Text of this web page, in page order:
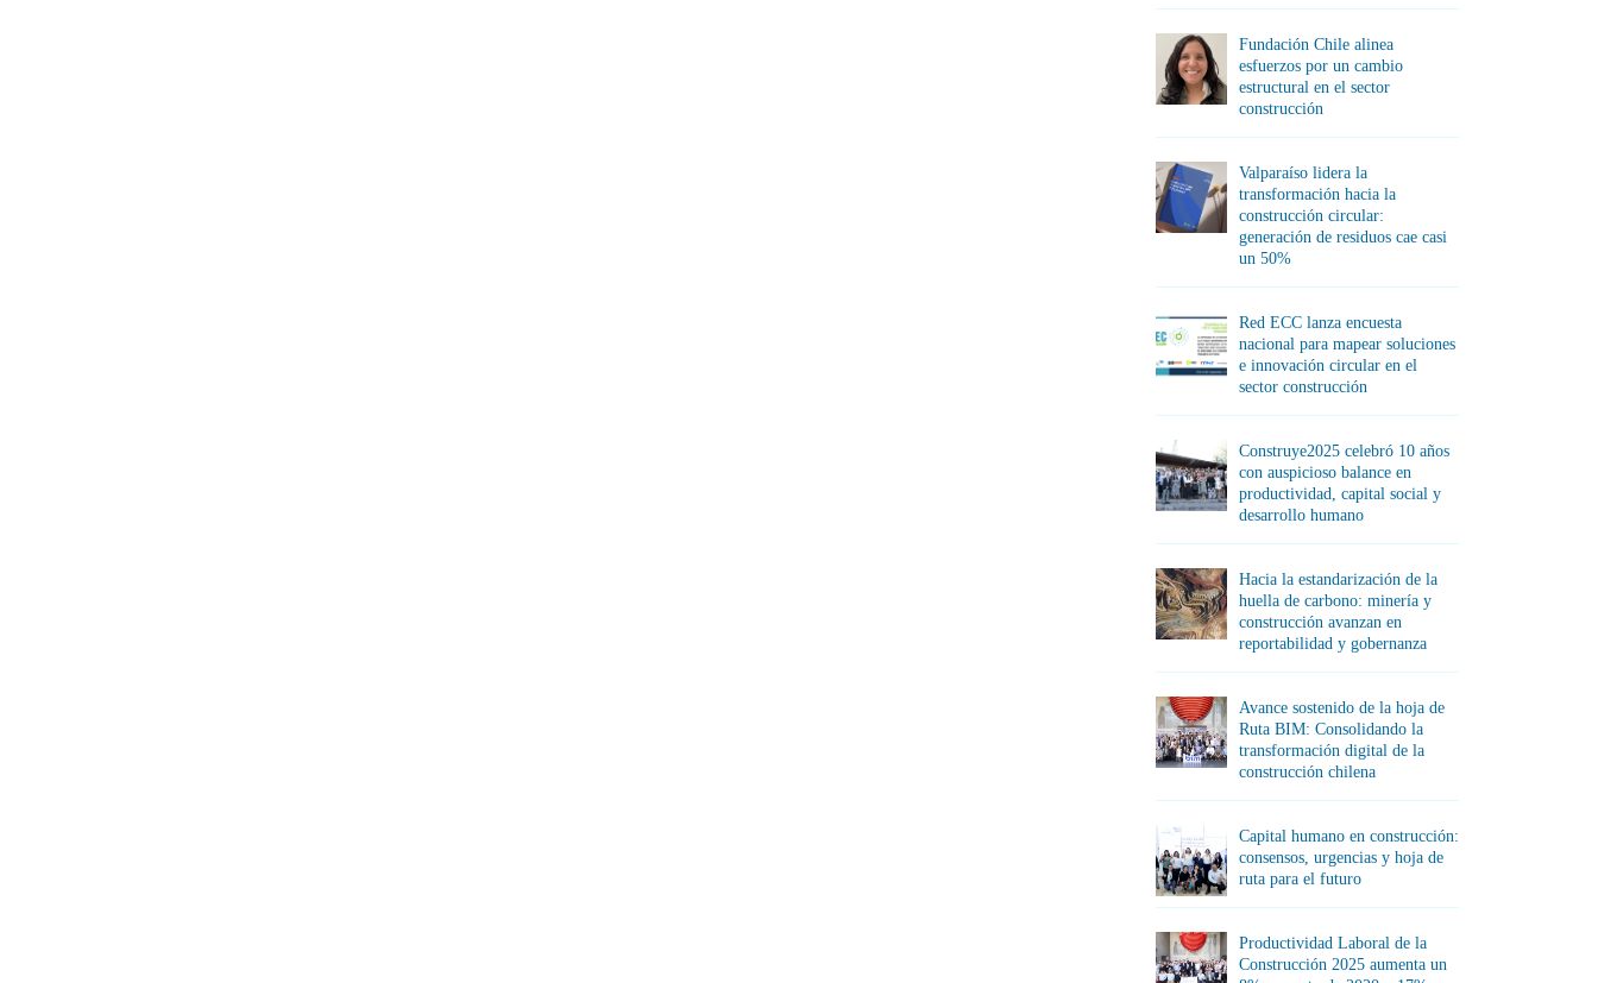
Fundación Chile alinea
esfuerzos por un cambio
estructural en el sector
construcción
Valparaíso lidera la
transformación hacia la
construcción circular:
generación de residuos cae casi
un 50%
Red ECC lanza encuesta
nacional para mapear soluciones
e innovación circular en el
sector construcción
Construye2025 celebró 10 años
con auspicioso balance en
productividad, capital social y
desarrollo humano
Hacia la estandarización de la
huella de carbono: minería y
construcción avanzan en
reportabilidad y gobernanza
Avance sostenido de la hoja de
Ruta BIM: Consolidando la
transformación digital de la
construcción chilena
Capital humano en construcción:
consensos, urgencias y hoja de
ruta para el futuro
Productividad Laboral de la
Construcción 2025 aumenta un